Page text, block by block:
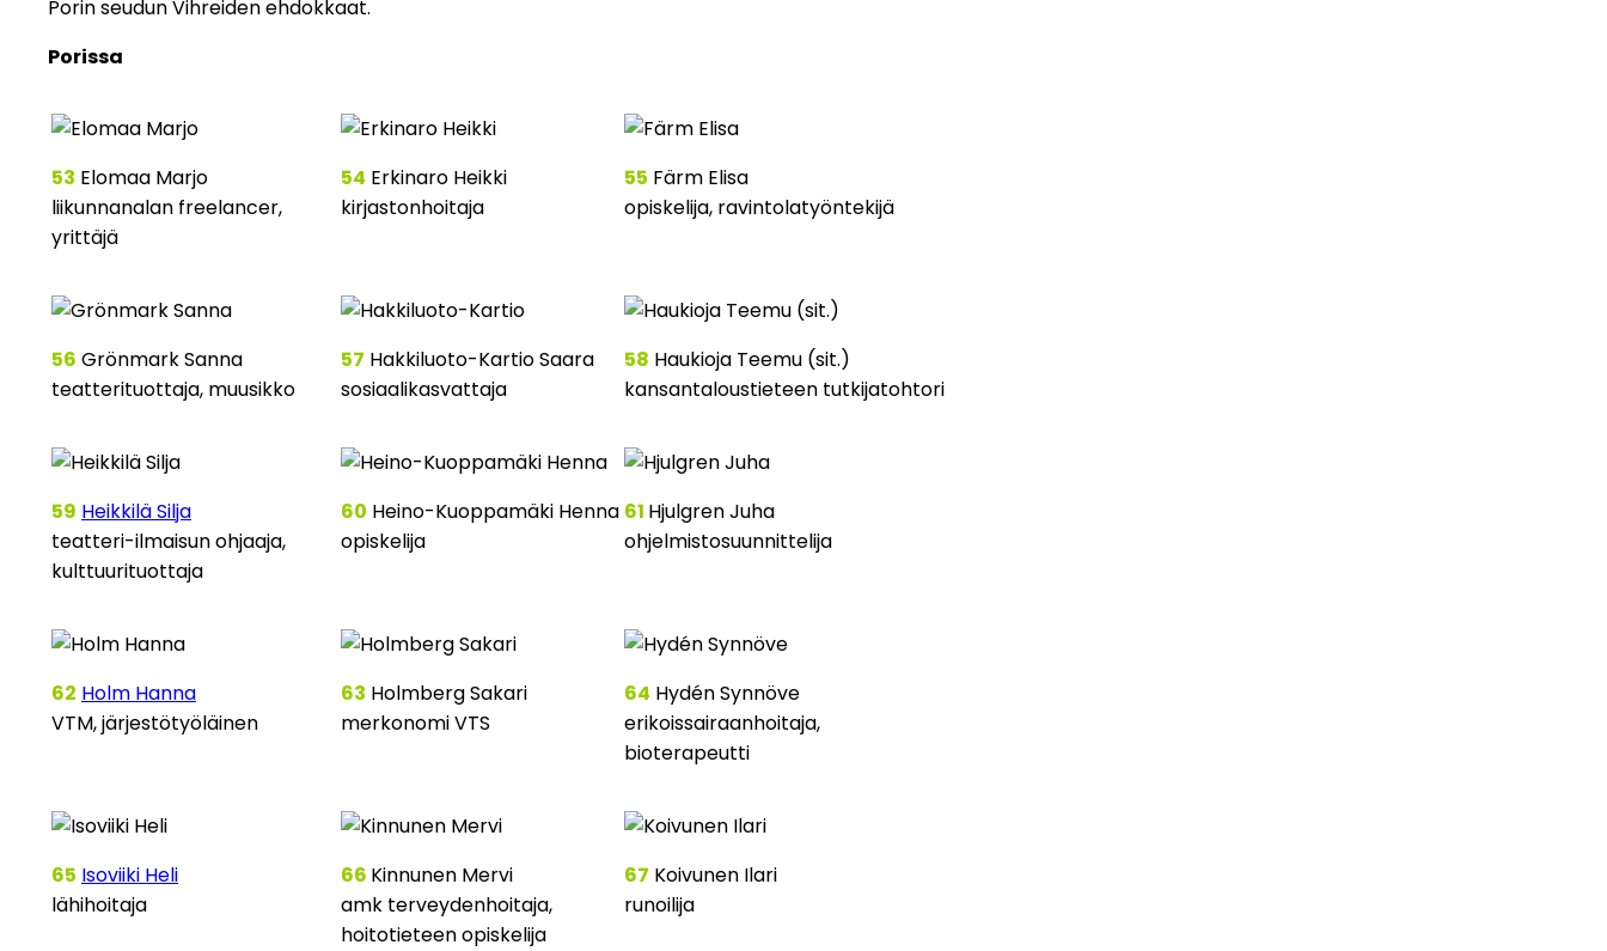
Porin seudun Vihreiden ehdokkaat.
Porissa
53 Elomaa Marjo
liikunnanalan freelancer,
yrittäjä
54 Erkinaro Heikki
kirjastonhoitaja
55 Färm Elisa
opiskelija, ravintolatyöntekijä
56 Grönmark Sanna
teatterituottaja, muusikko
57 Hakkiluoto-Kartio Saara
sosiaalikasvattaja
58 Haukioja Teemu (sit.)
kansantaloustieteen tutkijatohtori
59 Heikkilä Silja
teatteri-ilmaisun ohjaaja,
kulttuurituottaja
60 Heino-Kuoppamäki Henna
opiskelija
61 Hjulgren Juha
ohjelmistosuunnittelija
62 Holm Hanna
VTM, järjestötyöläinen
63 Holmberg Sakari
merkonomi VTS
64 Hydén Synnöve
erikoissairaanhoitaja,
bioterapeutti
65 Isoviiki Heli
lähihoitaja
66 Kinnunen Mervi
amk terveydenhoitaja,
hoitotieteen opiskelija
67 Koivunen Ilari
runoilija